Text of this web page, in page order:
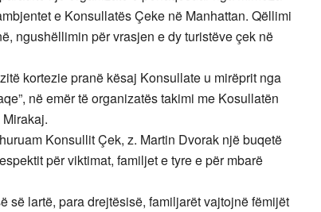
e Konsullatës Çeke në Manhattan. Qëllimi
ngushëllimin për vrasjen e dy turistëve çek në
kortezie pranë kësaj Konsullate u mirëprit nga
në emër të organizatës takimi me Kosullatën
Konsullit Çek, z. Martin Dvorak një buqetë
për viktimat, familjet e tyre e për mbarë
së lartë, para drejtësisë, familjarët vajtojnë fëmijët